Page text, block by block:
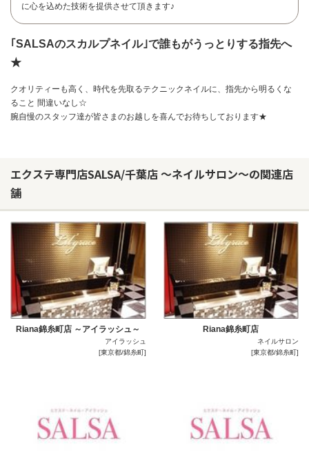
お問い合わせ
に心を込めた技術を提供させて頂きます♪
｢SALSAのスカルプネイル｣で誰もがうっとりする指先へ
★
クオリティーも高く、時代を先取るテクニックネイルに、指先から明るくな
ること 間違いなし☆
腕自慢のスタッフ達が皆さまのお越しを喜んでお待ちしております★
エクステ専門店SALSA/千葉店 ～ネイルサロン～の関連店
舗
Riana錦糸町店 ～アイラッシュ～
アイラッシュ
[東京都/錦糸町]
Riana錦糸町店
ネイルサロン
[東京都/錦糸町]